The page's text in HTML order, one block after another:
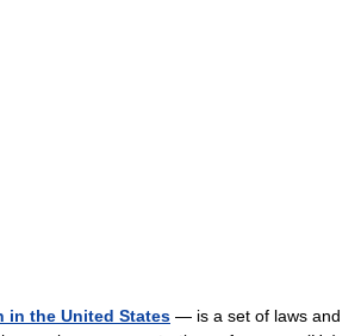
in the United States — is a set of laws and